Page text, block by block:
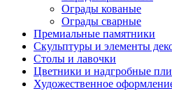
Ограды кованые
Ограды сварные
Премиальные памятники
Скульптуры и элементы
Столы и лавочки
Цветники и надгробные
Художественное